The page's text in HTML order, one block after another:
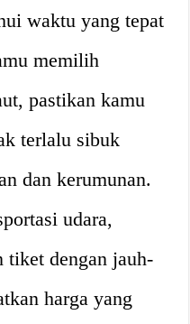
waktu yang tepat
memilih
pastikan kamu
terlalu sibuk
dan kerumunan.
udara,
tiket dengan jauh-
harga yang